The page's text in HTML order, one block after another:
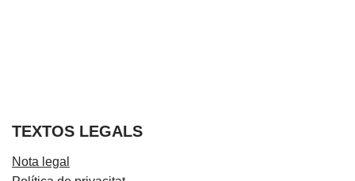
TEXTOS LEGALS
Nota legal